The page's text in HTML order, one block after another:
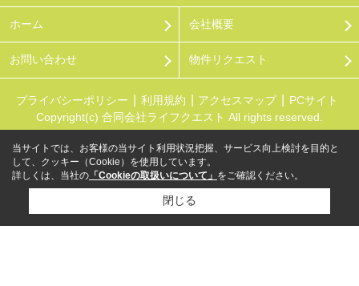
ホーム 会社概要
お問い合わせ 物件リクエスト
プライバシーポリシー 利用規約 アクセスマップ
PCサイト
Copyright(c) 合同会社ライフクエスト All rights reserved.
当サイトでは、お客様の当サイト利用状況把握、サービス向上検討を目的と
して、クッキー（Cookie）を使用しています。
詳しくは、当社の 「Cookieの取扱いについて」 をご確認ください。
閉じる